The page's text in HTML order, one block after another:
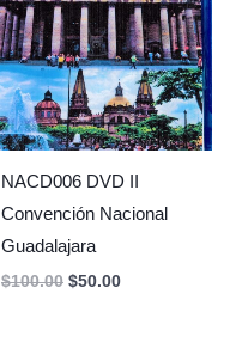
NACD006 DVD II
Convención Nacional
Guadalajara
$100.00 $50.00